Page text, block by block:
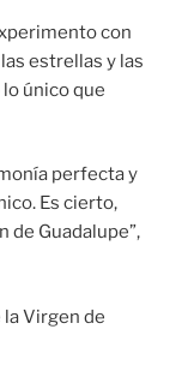
con
estrellas y las
único que
perfecta y
Es cierto,
de Guadalupe”,
la Virgen de